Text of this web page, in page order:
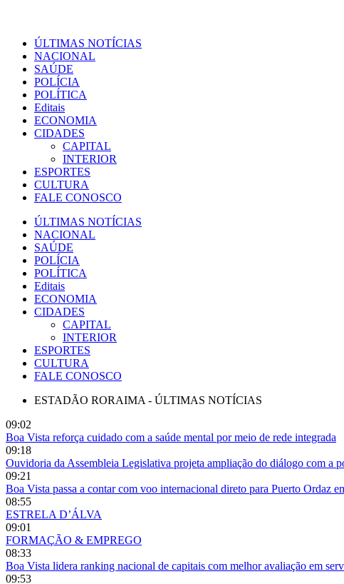
ÚLTIMAS NOTÍCIAS
NACIONAL
SAÚDE
POLÍCIA
POLÍTICA
Editais
ECONOMIA
CIDADES
CAPITAL
INTERIOR
ESPORTES
CULTURA
FALE CONOSCO
ÚLTIMAS NOTÍCIAS
NACIONAL
SAÚDE
POLÍCIA
POLÍTICA
Editais
ECONOMIA
CIDADES
CAPITAL
INTERIOR
ESPORTES
CULTURA
FALE CONOSCO
ESTADÃO RORAIMA - ÚLTIMAS NOTÍCIAS
09:02
Boa Vista reforça cuidado com a saúde mental por meio de rede integrada
09:18
Ouvidoria da Assembleia Legislativa projeta ampliação do diálogo com a
09:21
Boa Vista passa a contar com voo internacional direto para Puerto Ordaz
08:55
ESTRELA D’ÁLVA
09:01
FORMAÇÃO & EMPREGO
08:33
Boa Vista lidera ranking nacional de capitais com melhor avaliação em
09:53